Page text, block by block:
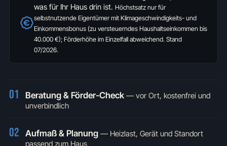
was für Ihr Haus drin ist. Höchstsatz nur für
selbstnutzende Eigentümer mit Klimageschwindigkeits- und
Einkommensbonus (zu versteuerndes Haushaltseinkommen bis
40.000 €); Förderhöhe im Einzelfall abweichend. Stand
07/2026.
01 Beratung & Förder-Check — vor Ort, kostenfrei und
unverbindlich
02 Aufmaß & Planung — Heizlast, Gerät und Standort
passend zum Haus